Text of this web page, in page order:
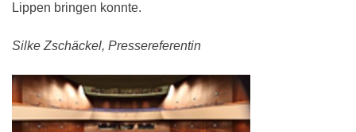
Lippen bringen konnte.
Silke Zschäckel, Pressereferentin